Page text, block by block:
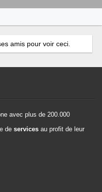
amis pour voir ceci.
avec plus de 200.000
de services au profit de leur